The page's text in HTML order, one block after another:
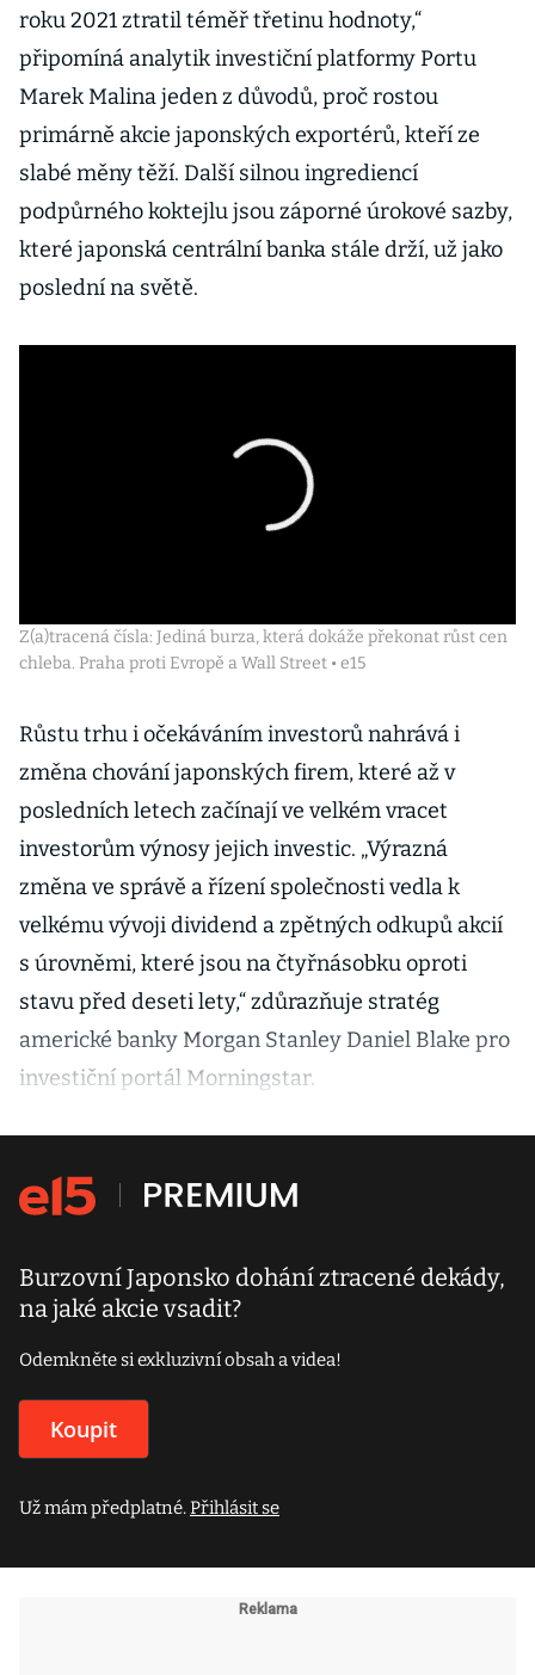
roku 2021 ztratil téměř třetinu hodnoty,“
připomíná analytik investiční platformy Portu
Marek Malina jeden z důvodů, proč rostou
primárně akcie japonských exportérů, kteří ze
slabé měny těží. Další silnou ingrediencí
podpůrného koktejlu jsou záporné úrokové sazby,
které japonská centrální banka stále drží, už jako
poslední na světě.
Z(a)tracená čísla: Jediná burza, která dokáže překonat růst cen
chleba. Praha proti Evropě a Wall Street • e15
Růstu trhu i očekáváním investorů nahrává i
změna chování japonských firem, které až v
posledních letech začínají ve velkém vracet
investorům výnosy jejich investic. „Výrazná
změna ve správě a řízení společnosti vedla k
velkému vývoji dividend a zpětných odkupů akcií
s úrovněmi, které jsou na čtyřnásobku oproti
stavu před deseti lety,“ zdůrazňuje stratég
americké banky Morgan Stanley Daniel Blake pro
investiční portál Morningstar.
Burzovní Japonsko dohání ztracené dekády,
na jaké akcie vsadit?
Odemkněte si exkluzivní obsah a videa!
Koupit
Už mám předplatné.Přihlásit se